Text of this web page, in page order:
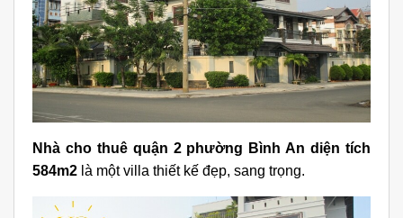
Nhà cho thuê quận 2 phường Bình An diện tích
584m2 là một villa thiết kế đẹp, sang trọng.